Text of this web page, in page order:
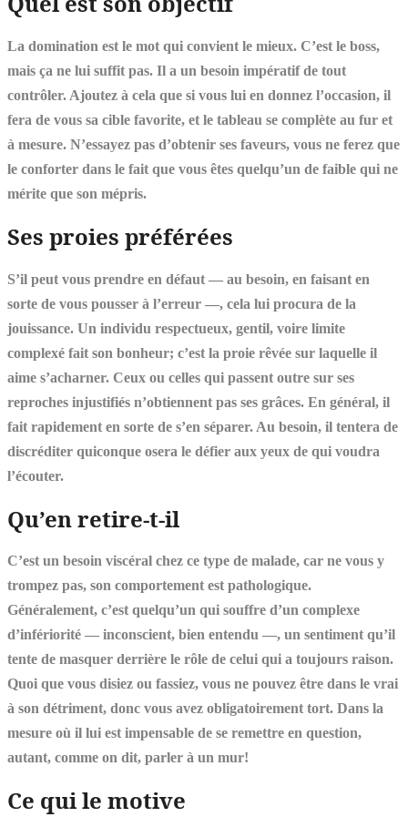
La domination est le mot qui convient le mieux. C’est le boss,
mais ça ne lui suffit pas. Il a un besoin impératif de tout
contrôler. Ajoutez à cela que si vous lui en donnez l’occasion, il
fera de vous sa cible favorite, et le tableau se complète au fur et
à mesure. N’essayez pas d’obtenir ses faveurs, vous ne ferez que
le conforter dans le fait que vous êtes quelqu’un de faible qui ne
mérite que son mépris.
Ses proies préférées
S’il peut vous prendre en défaut — au besoin, en faisant en
sorte de vous pousser à l’erreur —, cela lui procura de la
jouissance. Un individu respectueux, gentil, voire limite
complexé fait son bonheur; c’est la proie rêvée sur laquelle il
aime s’acharner. Ceux ou celles qui passent outre sur ses
reproches injustifiés n’obtiennent pas ses grâces. En général, il
fait rapidement en sorte de s’en séparer. Au besoin, il tentera de
discréditer quiconque osera le défier aux yeux de qui voudra
l’écouter.
Qu’en retire-t-il
C’est un besoin viscéral chez ce type de malade, car ne vous y
trompez pas, son comportement est pathologique.
Généralement, c’est quelqu’un qui souffre d’un complexe
d’infériorité — inconscient, bien entendu —, un sentiment qu’il
tente de masquer derrière le rôle de celui qui a toujours raison.
Quoi que vous disiez ou fassiez, vous ne pouvez être dans le vrai
à son détriment, donc vous avez obligatoirement tort. Dans la
mesure où il lui est impensable de se remettre en question,
autant, comme on dit, parler à un mur!
Ce qui le motive